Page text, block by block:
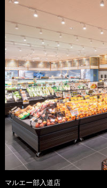
マルエー部入道店